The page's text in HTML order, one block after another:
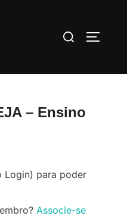
Pesquisar
– Ensino
Login) para poder
Associe-se